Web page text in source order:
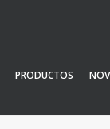
PRODUCTOS